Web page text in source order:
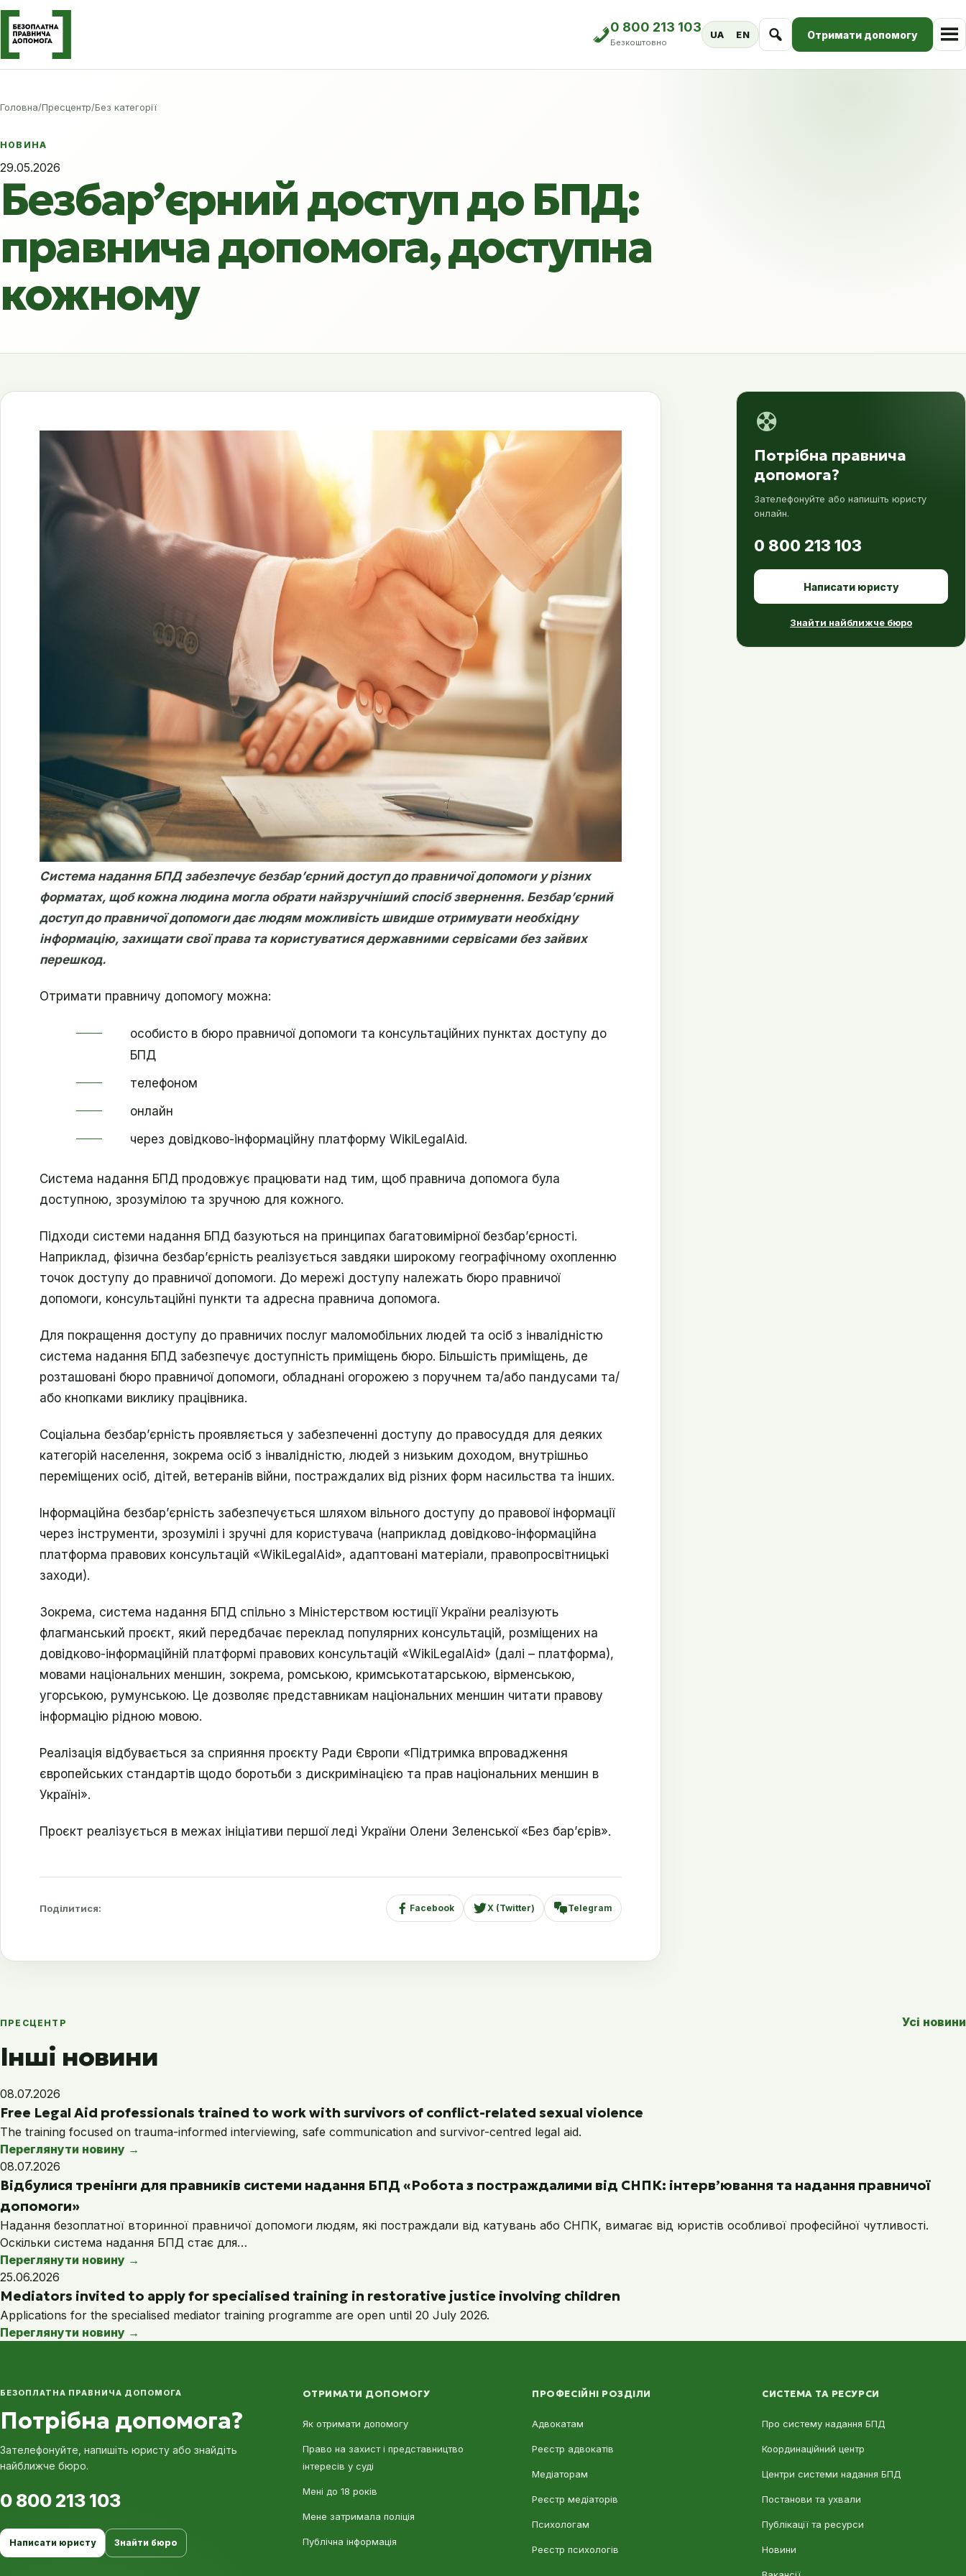
0 800 213 103
Безкоштовно
UA EN Отримати допомогу
Головна/Пресцентр/Без категорії
НОВИНА
29.05.2026
Безбар’єрний доступ до БПД:
правнича допомога, доступна
кожному
Система надання БПД забезпечує безбар’єрний доступ до правничої допомоги у різних
форматах, щоб кожна людина могла обрати найзручніший спосіб звернення. Безбар’єрний
доступ до правничої допомоги дає людям можливість швидше отримувати необхідну
інформацію, захищати свої права та користуватися державними сервісами без зайвих
перешкод.
Отримати правничу допомогу можна:
особисто в бюро правничої допомоги та консультаційних пунктах доступу до
БПД
телефоном
онлайн
через довідково-інформаційну платформу WikiLegalAid.
Система надання БПД продовжує працювати над тим, щоб правнича допомога була
доступною, зрозумілою та зручною для кожного.
Підходи системи надання БПД базуються на принципах багатовимірної безбар’єрності.
Наприклад, фізична безбар’єрність реалізується завдяки широкому географічному охопленню
точок доступу до правничої допомоги. До мережі доступу належать бюро правничої
допомоги, консультаційні пункти та адресна правнича допомога.
Для покращення доступу до правничих послуг маломобільних людей та осіб з інвалідністю
система надання БПД забезпечує доступність приміщень бюро. Більшість приміщень, де
розташовані бюро правничої допомоги, обладнані огорожею з поручнем та/або пандусами та/
або кнопками виклику працівника.
Соціальна безбар’єрність проявляється у забезпеченні доступу до правосуддя для деяких
категорій населення, зокрема осіб з інвалідністю, людей з низьким доходом, внутрішньо
переміщених осіб, дітей, ветеранів війни, постраждалих від різних форм насильства та інших.
Інформаційна безбар’єрність забезпечується шляхом вільного доступу до правової інформації
через інструменти, зрозумілі і зручні для користувача (наприклад довідково-інформаційна
платформа правових консультацій «WikiLegalAid», адаптовані матеріали, правопросвітницькі
заходи).
Зокрема, система надання БПД спільно з Міністерством юстиції України реалізують
флагманський проєкт, який передбачає переклад популярних консультацій, розміщених на
довідково-інформаційній платформі правових консультацій «WikiLegalAid» (далі – платформа),
мовами національних меншин, зокрема, ромською, кримськотатарською, вірменською,
угорською, румунською. Це дозволяє представникам національних меншин читати правову
інформацію рідною мовою.
Реалізація відбувається за сприяння проєкту Ради Європи «Підтримка впровадження
європейських стандартів щодо боротьби з дискримінацією та прав національних меншин в
Україні».
Проєкт реалізується в межах ініціативи першої леді України Олени Зеленської «Без бар’єрів».
Поділитися: Facebook X (Twitter) Telegram
Потрібна правнича
допомога?
Зателефонуйте або напишіть юристу
онлайн.
0 800 213 103
Написати юристу
Знайти найближче бюро
ПРЕСЦЕНТР
Інші новини
Усі новини
08.07.2026
Free Legal Aid professionals trained to work with survivors of conflict-related sexual violence
The training focused on trauma-informed interviewing, safe communication and survivor-centred legal aid.
Переглянути новину →
08.07.2026
Відбулися тренінги для правників системи надання БПД «Робота з постраждалими від СНПК: інтерв’ювання та надання правничої
допомоги»
Надання безоплатної вторинної правничої допомоги людям, які постраждали від катувань або СНПК, вимагає від юристів особливої професійної чутливості.
Оскільки система надання БПД стає для…
Переглянути новину →
25.06.2026
Mediators invited to apply for specialised training in restorative justice involving children
Applications for the specialised mediator training programme are open until 20 July 2026.
Переглянути новину →
БЕЗОПЛАТНА ПРАВНИЧА ДОПОМОГА
Потрібна допомога?
Зателефонуйте, напишіть юристу або знайдіть
найближче бюро.
0 800 213 103
Написати юристу Знайти бюро
ОТРИМАТИ ДОПОМОГУ
Як отримати допомогу
Право на захист і представництво
інтересів у суді
Мені до 18 років
Мене затримала поліція
Публічна інформація
ПРОФЕСІЙНІ РОЗДІЛИ
Адвокатам
Реєстр адвокатів
Медіаторам
Реєстр медіаторів
Психологам
Реєстр психологів
СИСТЕМА ТА РЕСУРСИ
Про систему надання БПД
Координаційний центр
Центри системи надання БПД
Постанови та ухвали
Публікації та ресурси
Новини